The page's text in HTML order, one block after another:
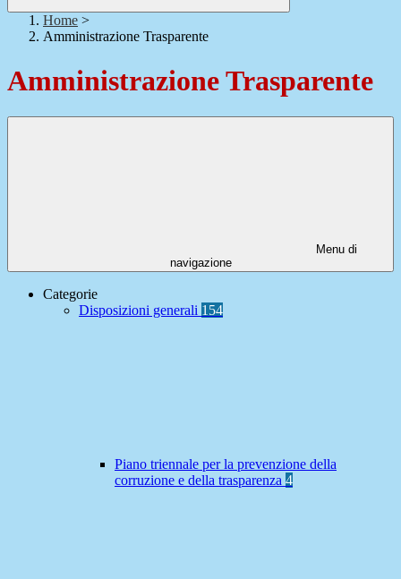
Home >
Amministrazione Trasparente
Amministrazione Trasparente
Menu di
navigazione
Categorie
Disposizioni generali 154
Piano triennale per la prevenzione della
corruzione e della trasparenza 4